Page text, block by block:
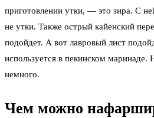
приготовлении утки, — это зира. С
не утки. Также острый кайенский
подойдет. А вот лавровый лист
используется в пекинском маринаде.
немного.
Чем можно